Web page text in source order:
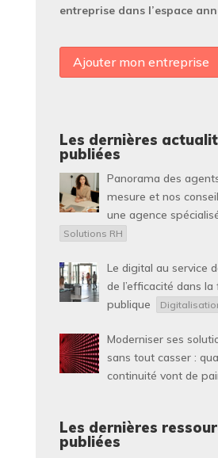
entreprise dans l’espace
Ajouter mon entreprise
Les dernières
publiées
Panorama des
mesure et nos
une agence
Solutions RH
Le digital au service
de l’efficacité dans la
publique
Moderniser ses
sans tout casser :
continuité vont de
Les dernières
publiées